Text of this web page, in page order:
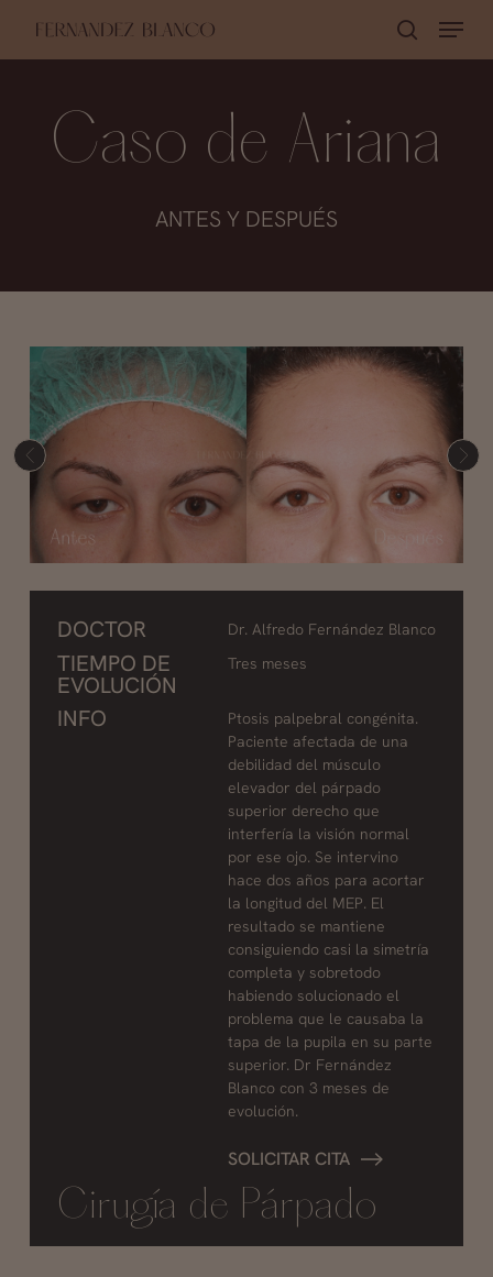
content
Menu
Caso de Ariana
ANTES Y DESPUÉS
DOCTOR Dr. Alfredo Fernández Blanco
TIEMPO DE
EVOLUCIÓN
Tres meses
INFO
Ptosis palpebral congénita.
Paciente afectada de una
debilidad del músculo
elevador del párpado
superior derecho que
interfería la visión normal
por ese ojo. Se intervino
hace dos años para acortar
la longitud del MEP. El
resultado se mantiene
consiguiendo casi la simetría
completa y sobretodo
habiendo solucionado el
problema que le causaba la
tapa de la pupila en su parte
superior. Dr Fernández
Blanco con 3 meses de
evolución.
SOLICITAR CITA
Cirugía de Párpado